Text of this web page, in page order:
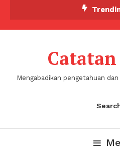
Mengabadikan pengetahuan